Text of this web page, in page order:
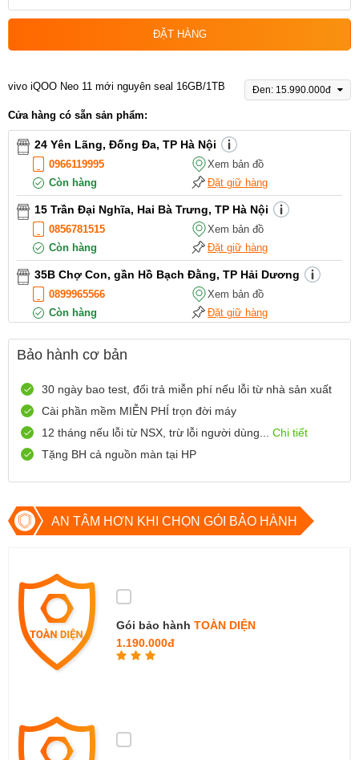
ĐẶT HÀNG
vivo iQOO Neo 11 mới nguyên seal 16GB/1TB Đen: 15.990.000đ
Cửa hàng có sẵn sản phẩm:
24 Yên Lãng, Đống Đa, TP Hà Nội
0966119995
Xem bản đồ
Còn hàng
Đặt giữ hàng
15 Trần Đại Nghĩa, Hai Bà Trưng, TP Hà Nội
0856781515
Xem bản đồ
Còn hàng
Đặt giữ hàng
35B Chợ Con, gần Hồ Bạch Đằng, TP Hải Dương
0899965566
Xem bản đồ
Còn hàng
Đặt giữ hàng
12 Điện Biên Phủ, TP Hải Phòng
0916551212
Số 72 Trần Thành Ngọ,TP Hải Phòng
Còn hàng
Đặt giữ hàng
Còn hàng
Đặt giữ hàng
Bảo hành cơ bản
30 ngày bao test, đổi trả miễn phí nếu lỗi từ nhà sản xuất
Cài phần mềm MIỄN PHÍ trọn đời máy
12 tháng nếu lỗi từ NSX, trừ lỗi người dùng... Chi tiết
Tặng BH cả nguồn màn tại HP
AN TÂM HƠN KHI CHỌN GÓI BẢO HÀNH
Gói bảo hành TOÀN DIỆN
1.190.000đ